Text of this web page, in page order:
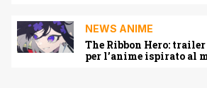
NEWS ANIME
The Ribbon Hero:
per l’anime ispirato al